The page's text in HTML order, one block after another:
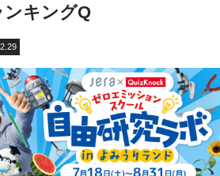
キングQ